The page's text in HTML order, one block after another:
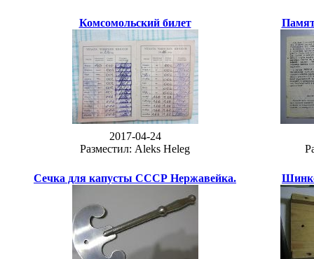
Комсомольский билет
2017-04-24
Разместил: Aleks Heleg
Сечка для капусты СССР Нержавейка.